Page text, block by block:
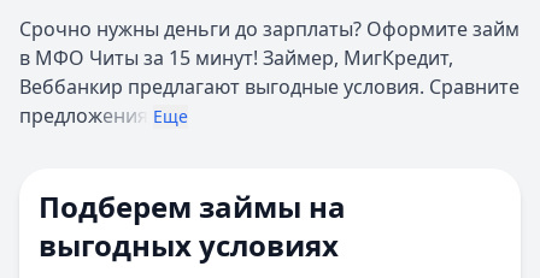
Б
Барнаул
Белгород
Б
Барнаул
Белгород
Срочно нужны деньги до зарплаты? Оформите займ
в МФО Читы за 15 минут! Займер, МигКредит,
Веббанкир предлагают выгодные условия. Сравните
предложения Еще
Подберем займы на
выгодных условиях